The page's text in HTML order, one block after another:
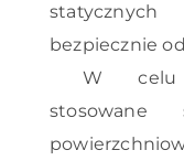
bezpiecznie
W celu
stosowane